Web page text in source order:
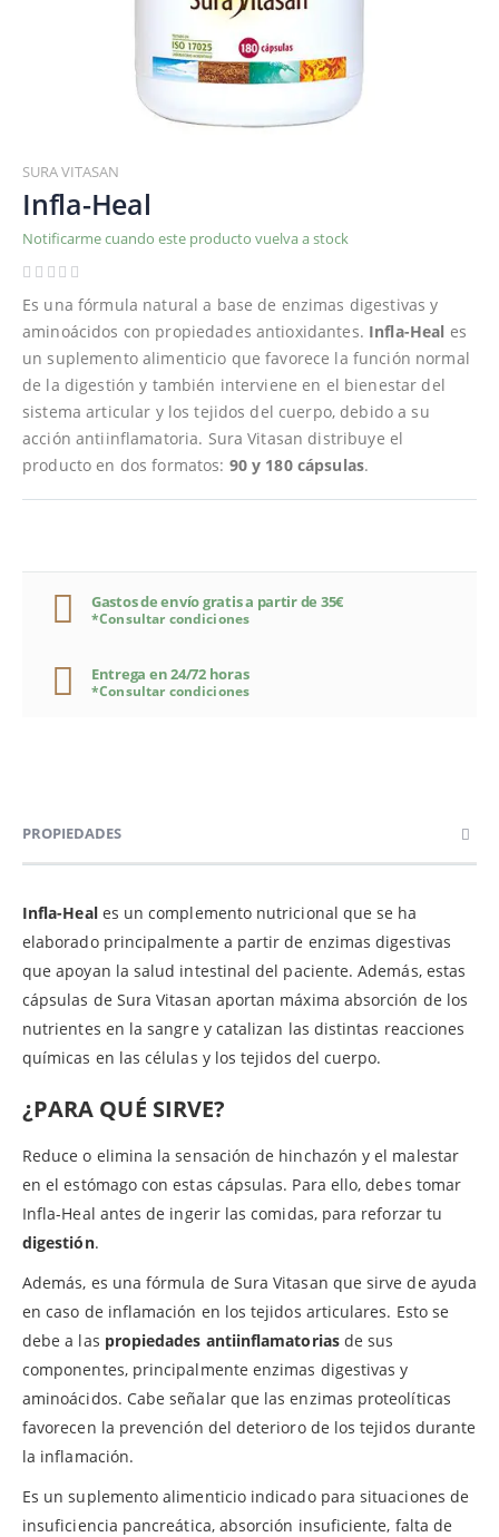
al
comienzo
de
la
galería
imágenes
SURA VITASAN
Infla-Heal
Notificarme cuando este producto vuelva a stock
Es una fórmula natural a base de enzimas digestivas y
aminoácidos con propiedades antioxidantes. Infla-Heal es
un suplemento alimenticio que favorece la función normal
de la digestión y también interviene en el bienestar del
sistema articular y los tejidos del cuerpo, debido a su
acción antiinflamatoria. Sura Vitasan distribuye el
producto en dos formatos: 90 y 180 cápsulas.
Gastos de envío gratis a partir de 35€
*Consultar condiciones
Entrega en 24/72 horas
*Consultar condiciones
PROPIEDADES
Infla-Heal es un complemento nutricional que se ha
elaborado principalmente a partir de enzimas digestivas
que apoyan la salud intestinal del paciente. Además, estas
cápsulas de Sura Vitasan aportan máxima absorción de los
nutrientes en la sangre y catalizan las distintas reacciones
químicas en las células y los tejidos del cuerpo.
¿PARA QUÉ SIRVE?
Reduce o elimina la sensación de hinchazón y el malestar
en el estómago con estas cápsulas. Para ello, debes tomar
Infla-Heal antes de ingerir las comidas, para reforzar tu
digestión.
Además, es una fórmula de Sura Vitasan que sirve de ayuda
en caso de inflamación en los tejidos articulares. Esto se
debe a las propiedades antiinflamatoriasde sus
componentes, principalmente enzimas digestivas y
aminoácidos. Cabe señalar que las enzimas proteolíticas
favorecen la prevención del deterioro de los tejidos durante
la inflamación.
Es un suplemento alimenticio indicado para situaciones de
insuficiencia pancreática, absorción insuficiente, falta de